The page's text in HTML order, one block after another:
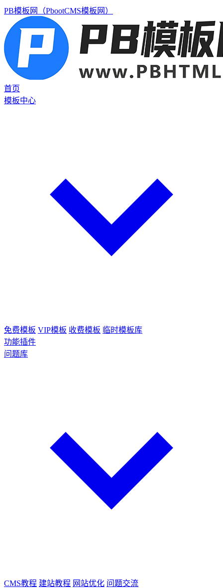
PB模板网（PbootCMS模板网）
首页
模板中心
免费模板 VIP模板 收费模板 临时模板库
功能插件
问题库
CMS教程 建站教程 网站优化 问题交流